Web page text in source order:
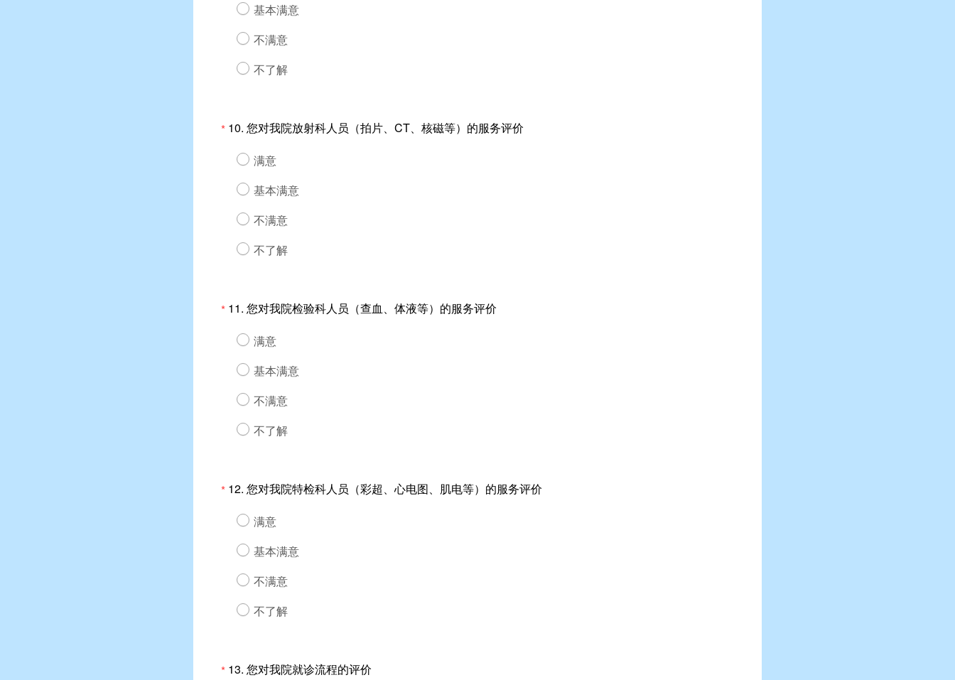
基本满意
不满意
不了解
* 10. 您对我院放射科人员（拍片、CT、核磁等）的服务评价
满意
基本满意
不满意
不了解
* 11. 您对我院检验科人员（查血、体液等）的服务评价
满意
基本满意
不满意
不了解
* 12. 您对我院特检科人员（彩超、心电图、肌电等）的服务评价
满意
基本满意
不满意
不了解
* 13. 您对我院就诊流程的评价